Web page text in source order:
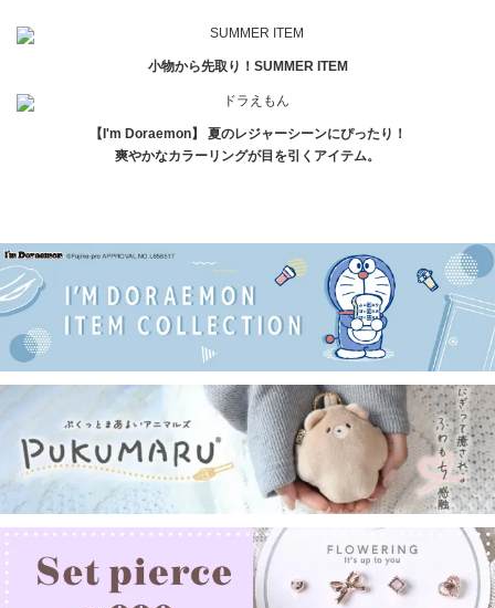
小物から先取り！SUMMER ITEM
【I'm Doraemon】 夏のレジャーシーンにぴったり！
爽やかなカラーリングが目を引くアイテム。